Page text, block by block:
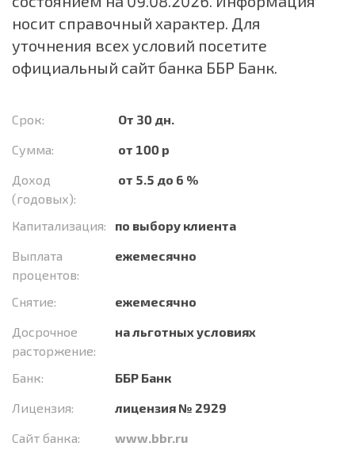
носит справочный характер. Для
уточнения всех условий посетите
официальный сайт банка ББР Банк.
Срок:
От 30 дн.
Сумма:
от 100 р
Доход
(годовых):
от 5.5 до 6 %
Капитализация:
по выбору клиента
Выплата
процентов:
ежемесячно
Снятие:
ежемесячно
Досрочное
расторжение:
на льготных условиях
Банк:
ББР Банк
Лицензия:
лицензия № 2929
Сайт банка:
www.bbr.ru